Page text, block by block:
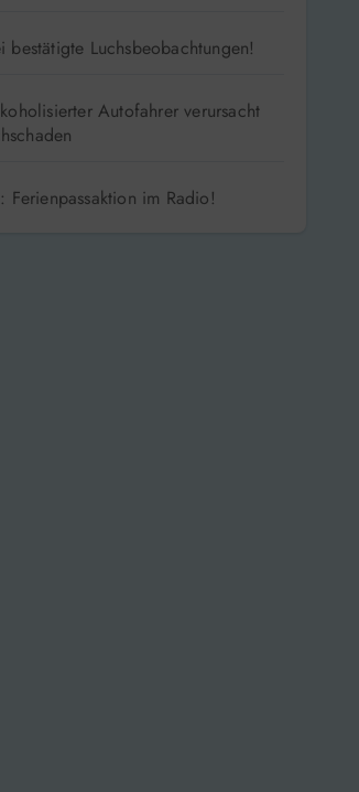
bestätigte Luchsbeobachtungen!
Autofahrer verursacht
Ferienpassaktion im Radio!